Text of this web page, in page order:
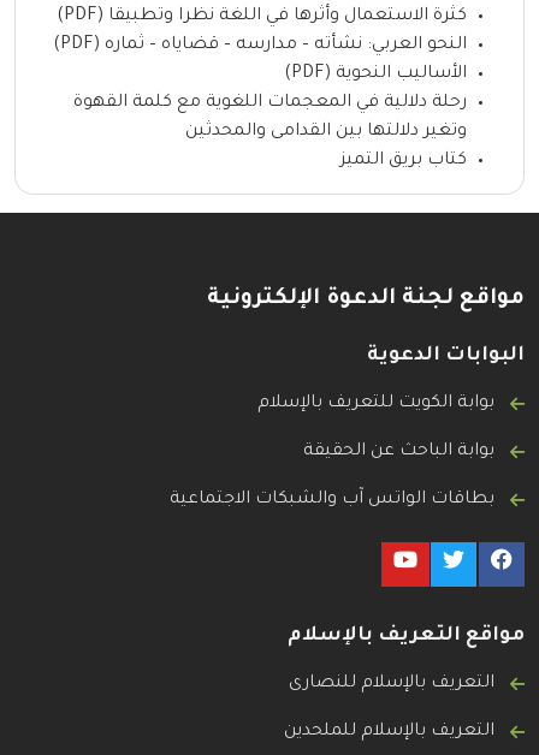
كثرة الاستعمال وأثرها في اللغة نظرا وتطبيقا (PDF)
النحو العربي: نشأته – مدارسه – قضاياه – ثماره (PDF)
الأساليب النحوية (PDF)
رحلة دلالية في المعجمات اللغوية مع كلمة القهوة
وتغير دلالتها بين القدامى والمحدثين
كتاب بريق التميز
مواقع لجنة الدعوة الإلكترونية
البوابات الدعوية
بوابة الكويت للتعريف بالإسلام
بوابة الباحث عن الحقيقة
بطاقات الواتس آب والشبكات الاجتماعية
مواقع التعريف بالإسلام
التعريف بالإسلام للنصارى
التعريف بالإسلام للملحدين